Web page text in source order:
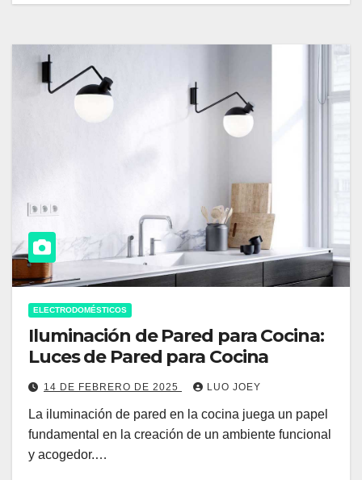
ELECTRODOMÉSTICOS
Iluminación de Pared para Cocina:
Luces de Pared para Cocina
14 DE FEBRERO DE 2025 LUO JOEY
La iluminación de pared en la cocina juega un papel
fundamental en la creación de un ambiente funcional
y acogedor.…